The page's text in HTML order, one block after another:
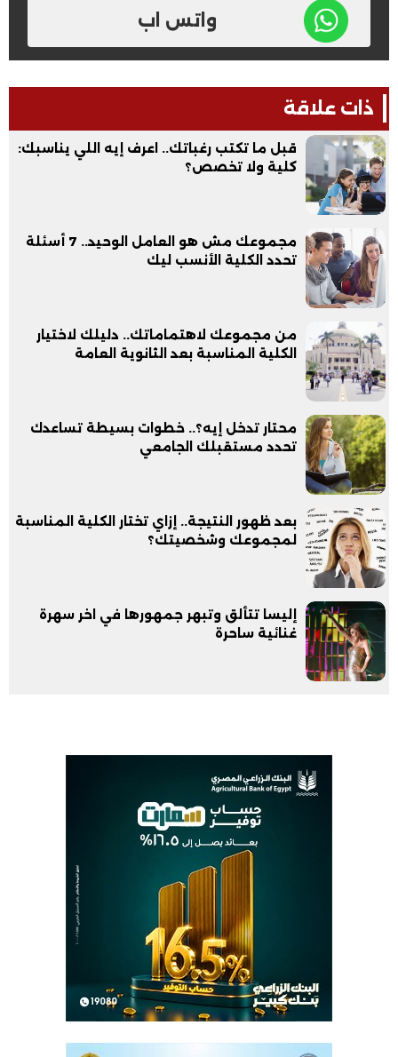
واتس اب
ذات علاقة
قبل ما تكتب رغباتك.. اعرف إيه اللي يناسبك:
كلية ولا تخصص؟
مجموعك مش هو العامل الوحيد.. 7 أسئلة
تحدد الكلية الأنسب ليك
من مجموعك لاهتماماتك.. دليلك لاختيار
الكلية المناسبة بعد الثانوية العامة
محتار تدخل إيه؟.. خطوات بسيطة تساعدك
تحدد مستقبلك الجامعي
بعد ظهور النتيجة.. إزاي تختار الكلية المناسبة
لمجموعك وشخصيتك؟
إليسا تتألق وتبهر جمهورها في اخر سهرة
غنائية ساحرة